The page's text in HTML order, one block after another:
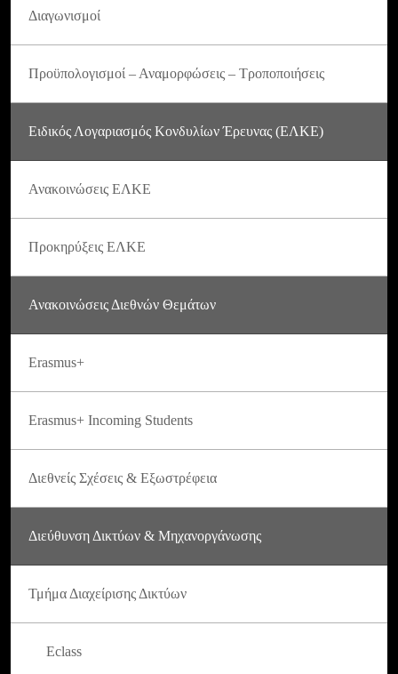
Διαγωνισμοί
Προϋπολογισμοί – Αναμορφώσεις – Τροποποιήσεις
Ειδικός Λογαριασμός Κονδυλίων Έρευνας (ΕΛΚΕ)
Ανακοινώσεις ΕΛΚΕ
Προκηρύξεις ΕΛΚΕ
Ανακοινώσεις Διεθνών Θεμάτων
Erasmus+
Erasmus+ Incoming Students
Διεθνείς Σχέσεις & Εξωστρέφεια
Διεύθυνση Δικτύων & Μηχανοργάνωσης
Τμήμα Διαχείρισης Δικτύων
Eclass